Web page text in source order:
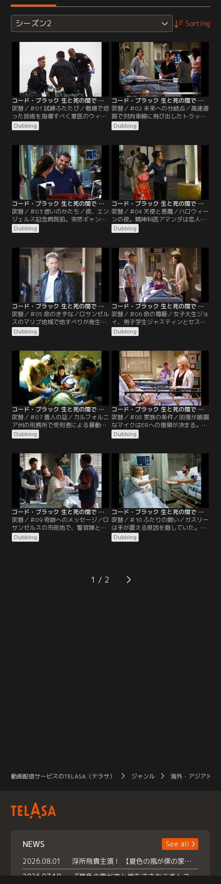
シーズン2 Sorting
コード・ブラック 生と死の間で シーズン2 第01話／吹替
吹替／＃01 試練ふたたび／戦場で培
った技術を指導すべく軍医のウィリ
ス大佐がエンジェルス記念病院へ。
着任早々、ヘリからマイクが転落し
医たちの初出勤日だった。
Dubbing
コード・ブラック 生と死の間で シーズン2 第02話／吹替
吹替／＃02 未来への分岐点／高速道
路で対向車線に飛び出したトラック
と高校のサッカーチームが乗るバス
が衝突。エンジェルスに搬送され
怪我を負い、様子を見るが…。
Dubbing
コード・ブラック 生と死の間で シーズン2 第03話／吹替
吹替／＃03 想いのかたち／夜、エン
ジェルス記念病院前。突然ギャング
の車が現れて若い女性を捨て去る。
彼女は自身も知らない妊娠をしてい
ーが老朽のため爆発する。
Dubbing
コード・ブラック 生と死の間で シーズン2 第04話／吹替
吹替／＃04 天使と悪魔／ハロウィー
ンの夜。精神科医アマンダは恋人の
息子イアンとお化け屋敷へ。そこで
火災が発生。イアンが映写室に閉じ
で発砲事件が起こる。
Dubbing
コード・ブラック 生と死の間で シーズン2 第05話／吹替
吹替／＃05 命のきずな／ロサンゼル
スのマリブ地域で地すべりが発生。
救助活動の二次災害でレスキュー隊
員リックとリズがエンジェルスへ。
を殺したと言い始める。
Dubbing
コード・ブラック 生と死の間で シーズン2 第06話／吹替
吹替／＃06 命の尊厳／女子大生ジョ
イ、男子学生ジャスティンとセスが
ERへ。恋人ヴァネッサによると、ジ
ョイはセスに性的暴行を受け、ジャ
真実は違っていた。
Dubbing
コード・ブラック 生と死の間で シーズン2 第07話／吹替
吹替／＃07 善人の証／カルフォルニ
ア州の刑務所で受刑者による暴動事
件が発生。エンジェルス記念病院に
も、暴動の主犯格らがやって来る。
の爆発事故を起こす。
Dubbing
コード・ブラック 生と死の間で シーズン2 第08話／吹替
吹替／＃08 家族の条件／回復が順調
なマイクはERへの復帰が決まる。そ
んな中、14名が民家から搬送され
る。ガスなどの中毒と思われるが特
看護師が意識を失う。
Dubbing
コード・ブラック 生と死の間で シーズン2 第09話／吹替
吹替／＃09 奇跡へのメッセージ／ロ
サンゼルスの市街地で、警官隊と容
疑者たちによる銃撃戦が発生。救急
車に同乗する当番だったノアは、ウ
Dubbing
コード・ブラック 生と死の間で シーズン2 第10話／吹替
吹替／＃10 ふたりの闘い／ガスリー
は手が震える原因を隠していた。聴
覚障害者の女性社長と手話通訳者の
車が川に転落してERへ。同じ頃、意
Dubbing
1
動画配信サービスのTELASA（テラサ） ジャンル 海外・アジアドラ
NEWS
See all
2026.08.01
浮所飛貴主演！ 【夏色の風が僕の家にやってきた】 本日よりテラサで独占配信スタート！
2026.07.18
『夏色の雲が恋と嵐をまきおこす』スペシャルメイキング 【Part1】2026年７月18日（土）23時30分～配信スタート！話題のシーンの裏側を大公開！豪華キャスト大集合！ 『武宮家 真夏の家族会議』開催！